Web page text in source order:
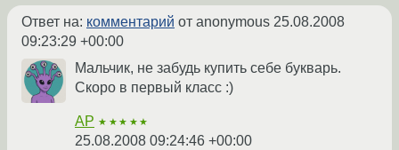
Ответ на: комментарий от anonymous 25.08.2008
09:23:29 +00:00
Мальчик, не забудь купить себе букварь.
Скоро в первый класс :)
AP ★★★★★
25.08.2008 09:24:46 +00:00